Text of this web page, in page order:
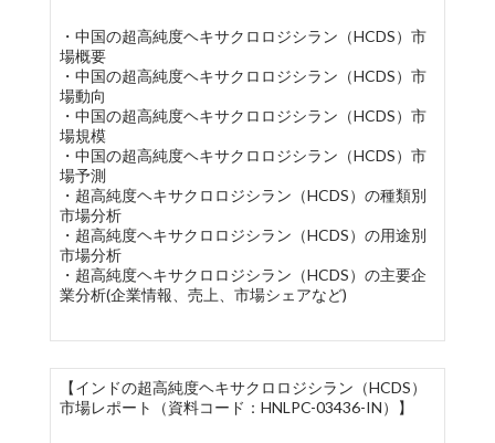
・中国の超高純度ヘキサクロロジシラン（HCDS）市
場概要
・中国の超高純度ヘキサクロロジシラン（HCDS）市
場動向
・中国の超高純度ヘキサクロロジシラン（HCDS）市
場規模
・中国の超高純度ヘキサクロロジシラン（HCDS）市
場予測
・超高純度ヘキサクロロジシラン（HCDS）の種類別
市場分析
・超高純度ヘキサクロロジシラン（HCDS）の用途別
市場分析
・超高純度ヘキサクロロジシラン（HCDS）の主要企
業分析(企業情報、売上、市場シェアなど)
【インドの超高純度ヘキサクロロジシラン（HCDS）
市場レポート（資料コード：HNLPC-03436-IN）】